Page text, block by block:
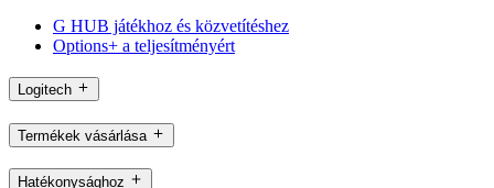
G HUB játékhoz és közvetítéshez
Options+ a teljesítményért
Logitech
Termékek vásárlása
Hatékonysághoz